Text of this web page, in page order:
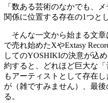
「数ある芸術のなかでも、
関係に位置する存在の1つと
そんな一文から始まる文章
で売れ始めたXやExtasy
してのYOSHIKIの決意が込
約すると、どれほど巨大な
もアーティストとして存在
が（雑ですみません）、最
る。